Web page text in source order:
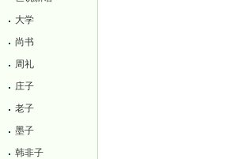
大学
尚书
周礼
庄子
老子
墨子
韩非子